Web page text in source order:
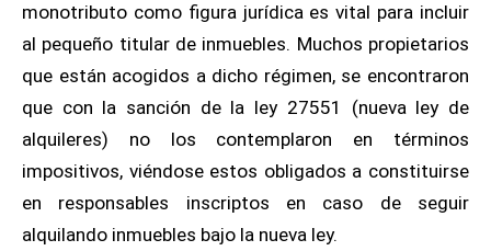
monotributo como figura jurídica es vital para incluir
al pequeño titular de inmuebles. Muchos propietarios
que están acogidos a dicho régimen, se encontraron
que con la sanción de la ley 27551 (nueva ley de
alquileres) no los contemplaron en términos
impositivos, viéndose estos obligados a constituirse
en responsables inscriptos en caso de seguir
alquilando inmuebles bajo la nueva ley.